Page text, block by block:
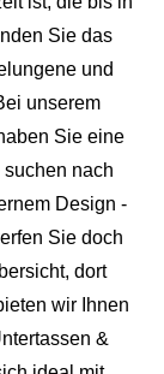
Sie das
und
unserem
Sie eine
nach
Design -
Sie doch
dort
wir Ihnen
&